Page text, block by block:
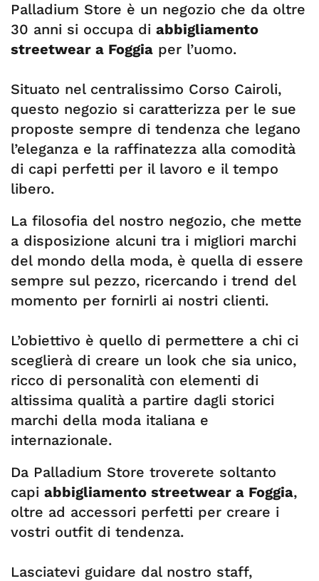
Palladium Store è un negozio che da oltre
30 anni si occupa di abbigliamento
streetwear a Foggia per l’uomo.
Situato nel centralissimo Corso Cairoli,
questo negozio si caratterizza per le sue
proposte sempre di tendenza che legano
l’eleganza e la raffinatezza alla comodità
di capi perfetti per il lavoro e il tempo
libero.
La filosofia del nostro negozio, che mette
a disposizione alcuni tra i migliori marchi
del mondo della moda, è quella di essere
sempre sul pezzo, ricercando i trend del
momento per fornirli ai nostri clienti.
L’obiettivo è quello di permettere a chi ci
sceglierà di creare un look che sia unico,
ricco di personalità con elementi di
altissima qualità a partire dagli storici
marchi della moda italiana e
internazionale.
Da Palladium Store troverete soltanto
capi abbigliamento streetwear a Foggia,
oltre ad accessori perfetti per creare i
vostri outfit di tendenza.
Lasciatevi guidare dal nostro staff,